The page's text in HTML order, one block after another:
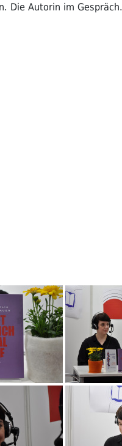
Die Autorin im Gespräch.